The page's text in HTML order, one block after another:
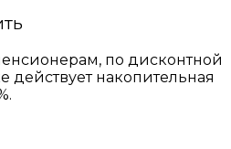
по дисконтной
действует накопительная